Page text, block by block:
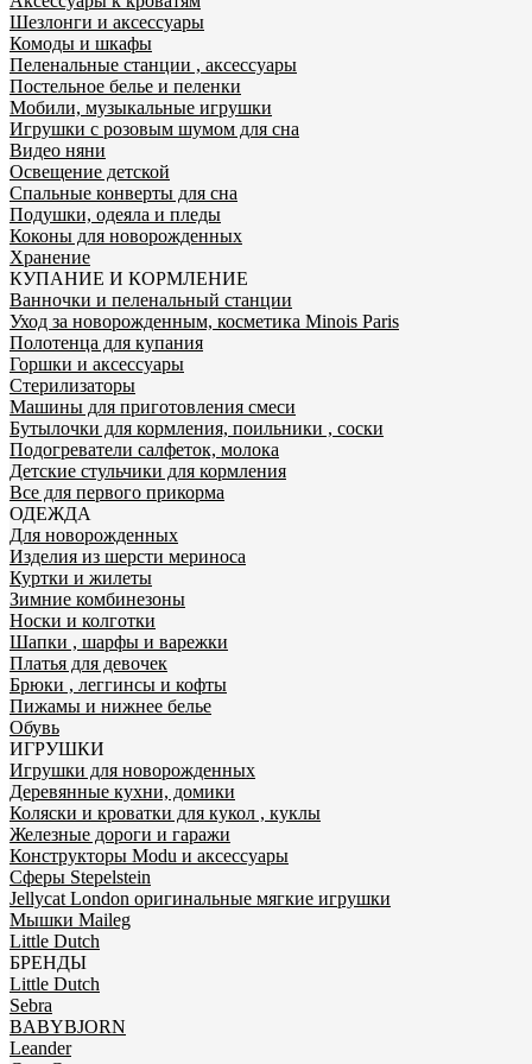
Шезлонги и аксессуары
Комоды и шкафы
Пеленальные станции , аксессуары
Постельное белье и пеленки
Мобили, музыкальные игрушки
Игрушки с розовым шумом для сна
Видео няни
Освещение детской
Спальные конверты для сна
Подушки, одеяла и пледы
Коконы для новорожденных
Хранение
КУПАНИЕ И КОРМЛЕНИЕ
Ванночки и пеленальный станции
Уход за новорожденным, косметика Minois Paris
Полотенца для купания
Горшки и аксессуары
Стерилизаторы
Машины для приготовления смеси
Бутылочки для кормления, поильники , соски
Подогреватели салфеток, молока
Детские стульчики для кормления
Все для первого прикорма
ОДЕЖДА
Для новорожденных
Изделия из шерсти мериноса
Куртки и жилеты
Зимние комбинезоны
Носки и колготки
Шапки , шарфы и варежки
Платья для девочек
Брюки , леггинсы и кофты
Пижамы и нижнее белье
Обувь
ИГРУШКИ
Игрушки для новорожденных
Деревянные кухни, домики
Коляски и кроватки для кукол , куклы
Железные дороги и гаражи
Конструкторы Modu и аксессуары
Сферы Stepelstein
Jellycat London оригинальные мягкие игрушки
Мышки Maileg
Little Dutch
БРЕНДЫ
Little Dutch
Sebra
BABYBJORN
Leander